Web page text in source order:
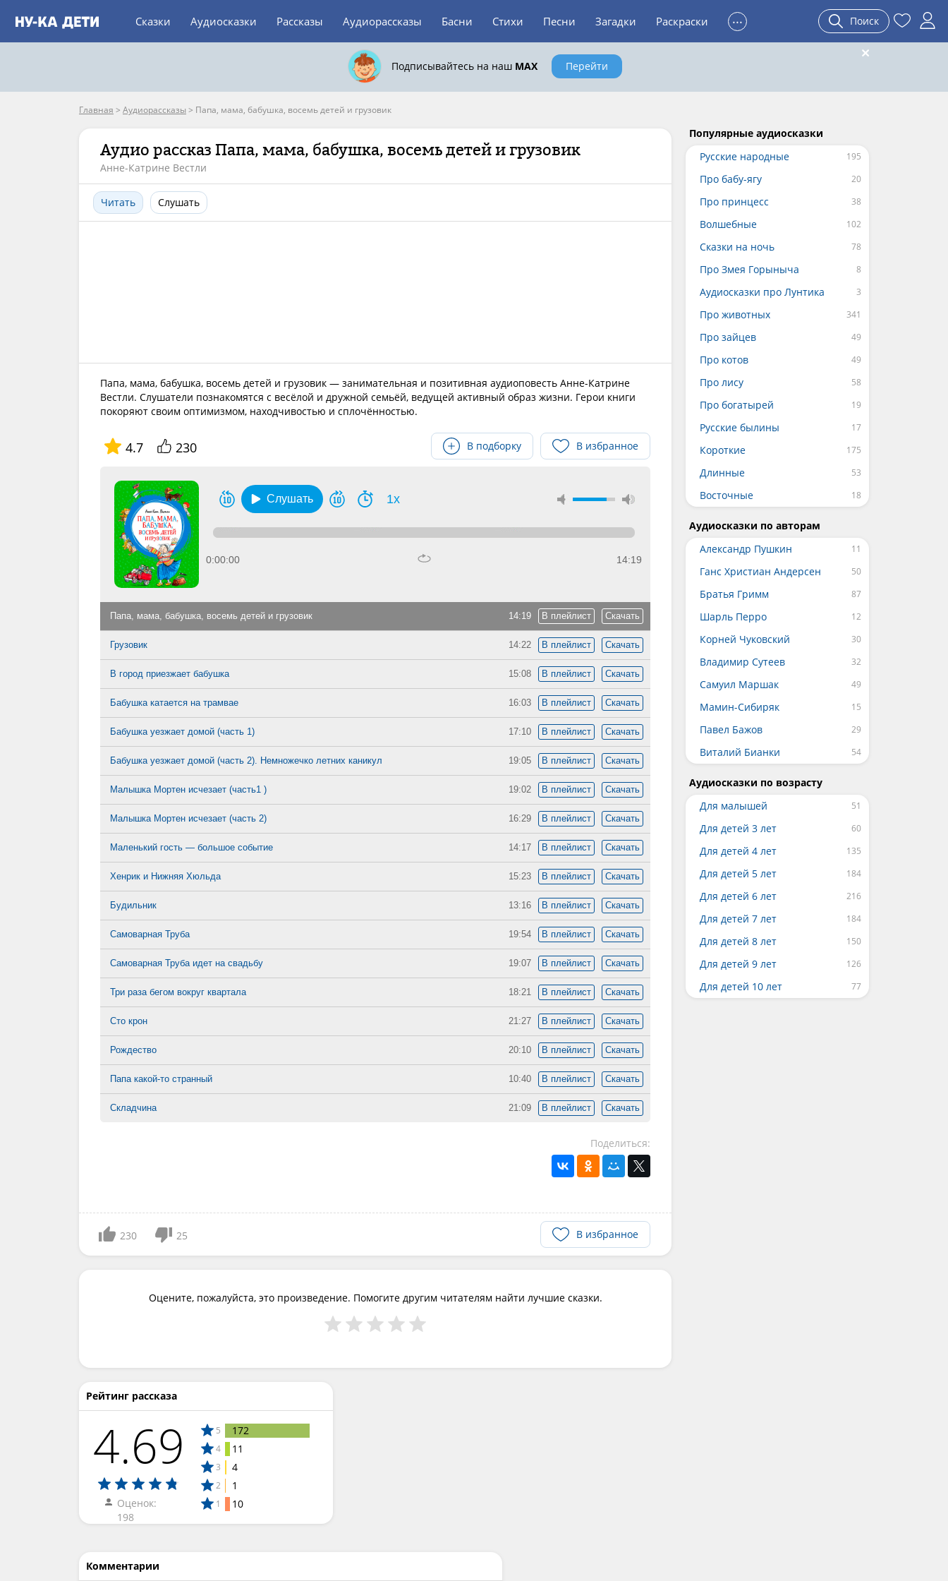
Сказки Аудиосказки Рассказы Аудиорассказы Басни Стихи Песни Загадки Раскраски ... Поиск
Подписывайтесь на наш MAX Перейти
Главная > Аудиорассказы > Папа, мама, бабушка, восемь детей и грузовик
Аудио рассказ Папа, мама, бабушка, восемь детей и грузовик
Анне-Катрине Вестли
Читать Слушать
Папа, мама, бабушка, восемь детей и грузовик — занимательная и позитивная аудиоповесть Анне-Катрине
Вестли. Слушатели познакомятся с весёлой и дружной семьёй, ведущей активный образ жизни. Герои книги
покоряют своим оптимизмом, находчивостью и сплочённостью.
4.7 230 В подборку В избранное
Слушать 1x
0:00:00 14:19
14:19 В плейлист Скачать
Папа, мама, бабушка, восемь детей и грузовик
14:22 В плейлист Скачать
Грузовик
15:08 В плейлист Скачать
В город приезжает бабушка
16:03 В плейлист Скачать
Бабушка катается на трамвае
17:10 В плейлист Скачать
Бабушка уезжает домой (часть 1)
19:05 В плейлист Скачать
Бабушка уезжает домой (часть 2). Немножечко летних каникул
19:02 В плейлист Скачать
Малышка Мортен исчезает (часть1 )
16:29 В плейлист Скачать
Малышка Мортен исчезает (часть 2)
14:17 В плейлист Скачать
Маленький гость — большое событие
15:23 В плейлист Скачать
Хенрик и Нижняя Хюльда
13:16 В плейлист Скачать
Будильник
19:54 В плейлист Скачать
Самоварная Труба
19:07 В плейлист Скачать
Самоварная Труба идет на свадьбу
18:21 В плейлист Скачать
Три раза бегом вокруг квартала
21:27 В плейлист Скачать
Сто крон
20:10 В плейлист Скачать
Рождество
10:40 В плейлист Скачать
Папа какой-то странный
21:09 В плейлист Скачать
Складчина
Поделиться:
230 25 В избранное
Оцените, пожалуйста, это произведение. Помогите другим читателям найти лучшие сказки.
Рейтинг рассказа
4.69
Оценок:
198
5 172
4 11
3 4
2 1
1 10
Комментарии
Популярные аудиосказки
Русские народные
Про бабу-ягу
Про принцесс
Волшебные
Сказки на ночь
Про Змея Горыныча
Аудиосказки про Лунтика
Про животных
Про зайцев
Про котов
Про лису
Про богатырей
Русские былины
Короткие
Длинные
Восточные
Аудиосказки по авторам
Александр Пушкин
Ганс Христиан Андерсен
Братья Гримм
Шарль Перро
Корней Чуковский
Владимир Сутеев
Самуил Маршак
Мамин-Сибиряк
Павел Бажов
Виталий Бианки
Аудиосказки по возрасту
Для малышей
Для детей 3 лет
Для детей 4 лет
Для детей 5 лет
Для детей 6 лет
Для детей 7 лет
Для детей 8 лет
Для детей 9 лет
Для детей 10 лет